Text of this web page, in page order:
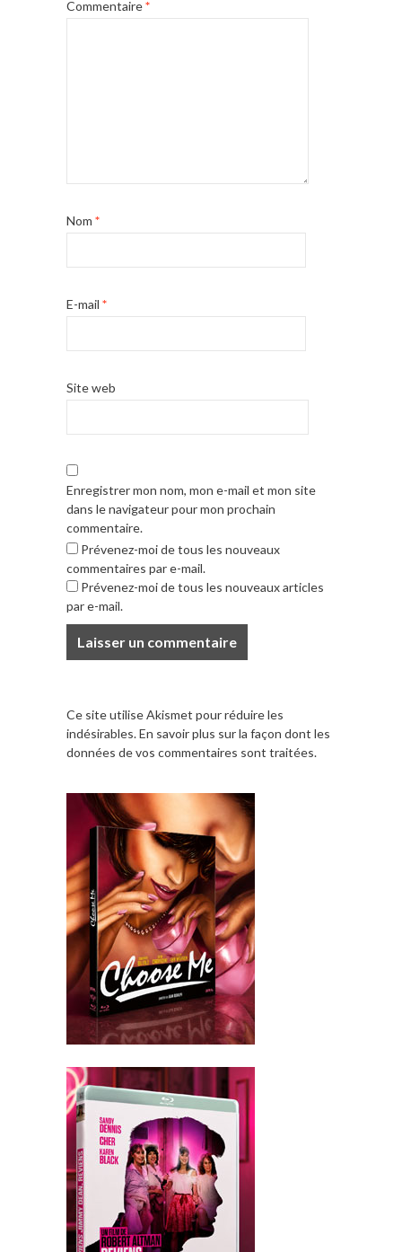
Commentaire*
Nom *
E-mail *
Site web
Enregistrer mon nom, mon e-mail et mon site
dans le navigateur pour mon prochain
commentaire.
Prévenez-moi de tous les nouveaux
commentaires par e-mail.
Prévenez-moi de tous les nouveaux articles
par e-mail.
Ce site utilise Akismet pour réduire les
indésirables.En savoir plus sur la façon dont les
données de vos commentaires sont traitées.